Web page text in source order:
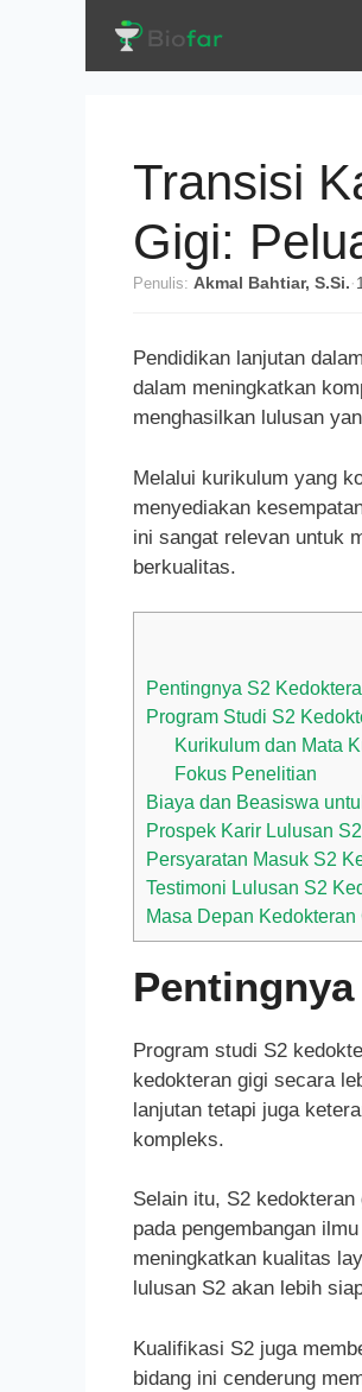
Transisi
Gigi:
Penulis: Akmal Bahtiar, S.Si. ·
Pendidikan lanjutan
dalam meningkatkan
menghasilkan lulusan
Melalui kurikulum yang
menyediakan
ini sangat relevan untuk
berkualitas.
Pentingnya S2
Program Studi S2
Kurikulum dan Mata
Fokus Penelitian
Biaya dan Beasiswa
Prospek Karir Lulusan
Persyaratan Masuk S2
Testimoni Lulusan S2
Masa Depan
Program studi S2
kedokteran gigi secara
lanjutan tetapi juga
kompleks.
Selain itu, S2
pada pengembangan
meningkatkan kualitas
lulusan S2 akan lebih
Kualifikasi S2 juga
bidang ini cenderung